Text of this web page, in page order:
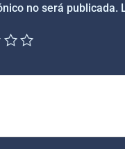
no será publicada.